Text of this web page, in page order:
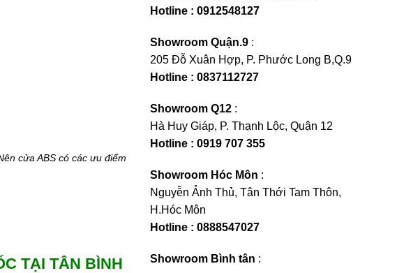
cửa ABS có các ưu điểm
TẠI TÂN BÌNH
Hotline : 0912548127
Showroom Quận.9 :
205 Đỗ Xuân Hợp, P. Phước Long B,Q.9
Hotline : 0837112727
Showroom Q12 :
Hà Huy Giáp, P. Thạnh Lộc, Quận 12
Hotline : 0919 707 355
Showroom Hóc Môn :
Nguyễn Ảnh Thủ, Tân Thới Tam Thôn,
H.Hóc Môn
Hotline : 0888547027
Showroom Bình tân :